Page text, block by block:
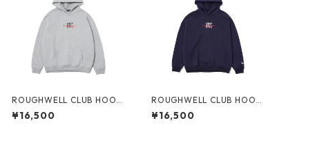
ROUGHWELL CLUB HOODI
E (GREY)
¥16,500
ROUGHWELL CLUB HOODI
E (NAVY)
¥16,500